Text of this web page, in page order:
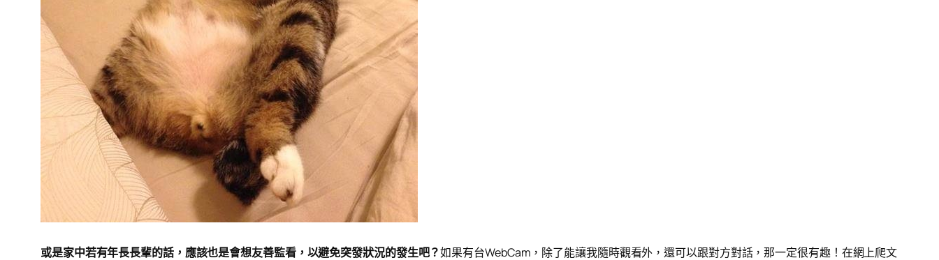
或是家中若有年長長輩的話，應該也是會想友善監看，以避免突發狀況的發生吧？如果有台WebCam，除了能讓我隨時觀看外，還可以跟對方對話，那一定很有趣！在網上爬文